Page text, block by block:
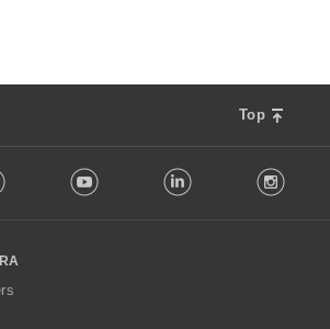
Top
Youtube LinkedIn